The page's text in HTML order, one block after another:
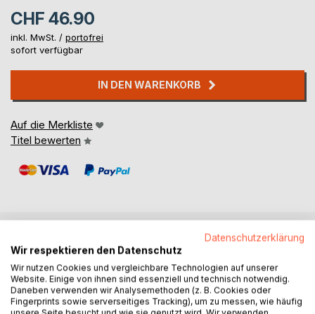
CHF 46.90
inkl. MwSt. / portofrei
sofort verfügbar
IN DEN WARENKORB
Auf die Merkliste
Titel bewerten
BESCHREIBUNG
Ein Schauspiel
Datenschutzerklärung
Wir respektieren den Datenschutz
Wir nutzen Cookies und vergleichbare Technologien auf unserer
Website. Einige von ihnen sind essenziell und technisch notwendig.
Daneben verwenden wir Analysemethoden (z. B. Cookies oder
Fingerprints sowie serverseitiges Tracking), um zu messen, wie häufig